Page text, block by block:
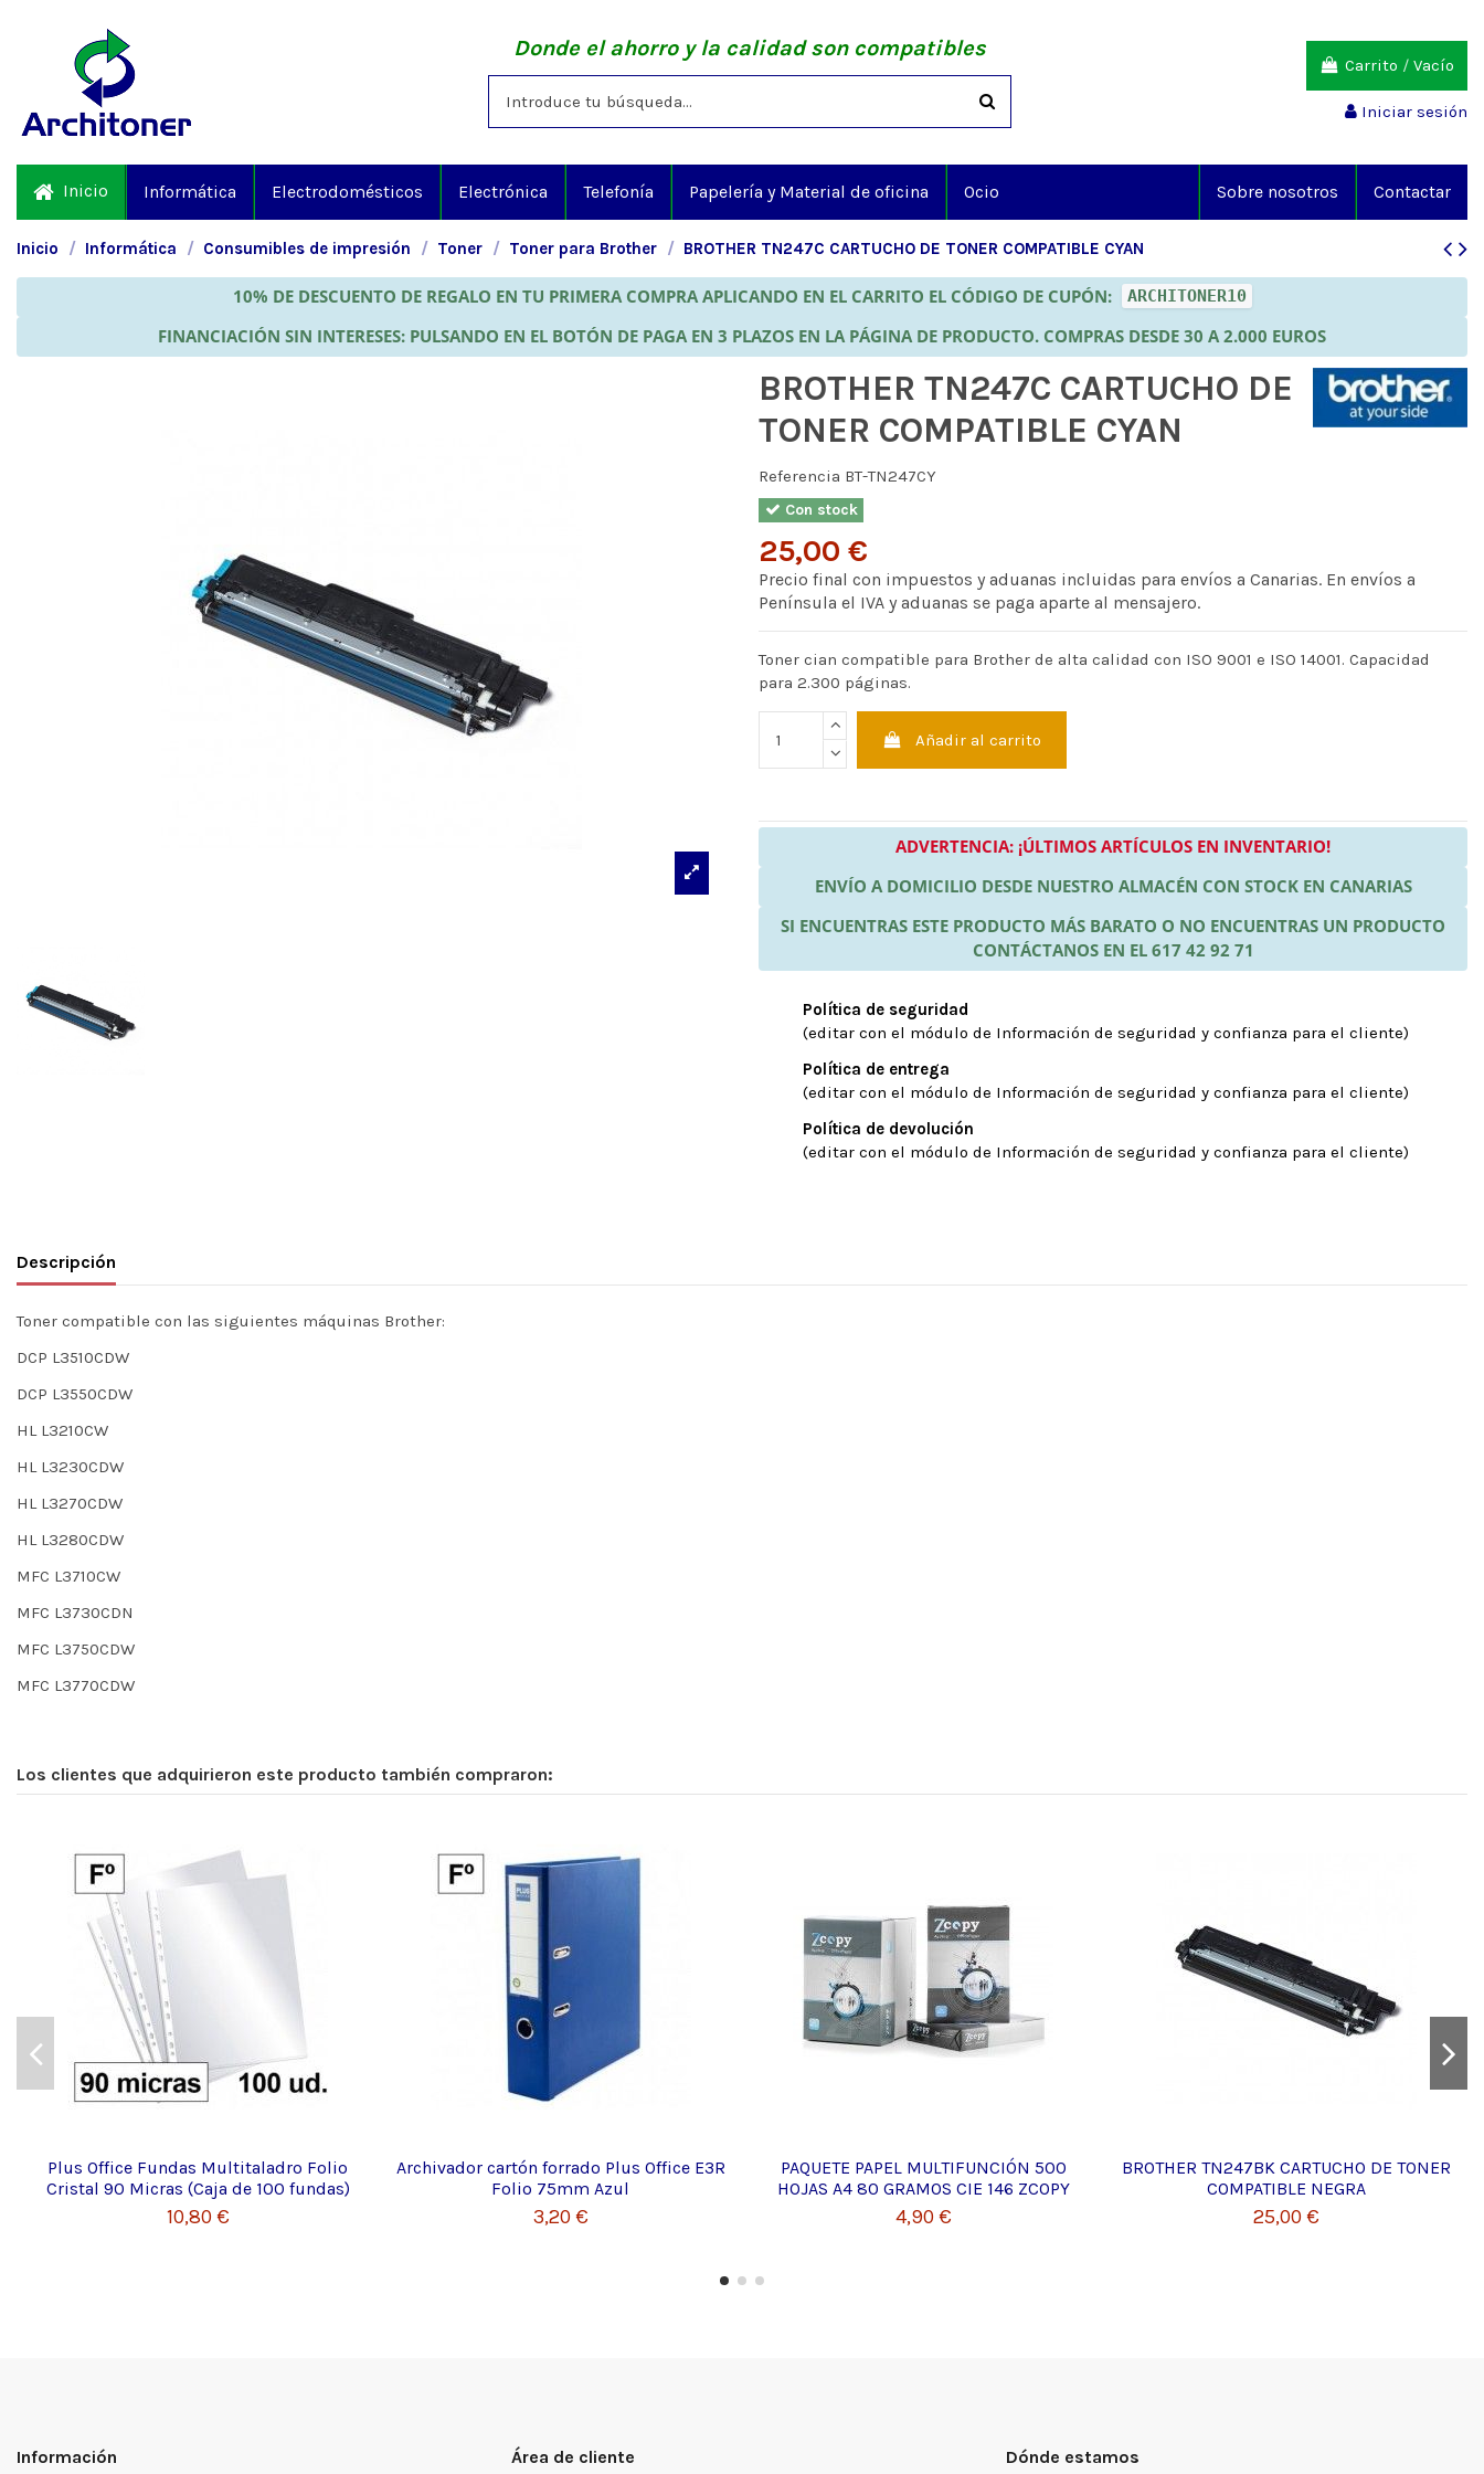
Donde el ahorro y la calidad son compatibles
Carrito / Vacío
Iniciar sesión
Inicio Informática Electrodomésticos Electrónica Telefonía Papelería y Material de oficina Ocio Contactar
Sobre nosotros
Inicio Informática Consumibles de impresión Toner Toner para Brother BROTHER TN247C CARTUCHO DE TONER COMPATIBLE CYAN
10% DE DESCUENTO DE REGALO EN TU PRIMERA COMPRA APLICANDO EN EL CARRITO EL CÓDIGO DE CUPÓN: ARCHITONER10
FINANCIACIÓN SIN INTERESES: PULSANDO EN EL BOTÓN DE PAGA EN 3 PLAZOS EN LA PÁGINA DE PRODUCTO. COMPRAS DESDE 30 A 2.000 EUROS
BROTHER TN247C CARTUCHO DE
TONER COMPATIBLE CYAN
Referencia BT-TN247CY
Con stock
25,00 €
Precio final con impuestos y aduanas incluidas para envíos a Canarias. En envíos a
Península el IVA y aduanas se paga aparte al mensajero.
Toner cian compatible para Brother de alta calidad con ISO 9001 e ISO 14001. Capacidad
para 2.300 páginas.
Añadir al carrito
ADVERTENCIA: ¡ÚLTIMOS ARTÍCULOS EN INVENTARIO!
ENVÍO A DOMICILIO DESDE NUESTRO ALMACÉN CON STOCK EN CANARIAS
SI ENCUENTRAS ESTE PRODUCTO MÁS BARATO O NO ENCUENTRAS UN PRODUCTO
CONTÁCTANOS EN EL 617 42 92 71
Política de seguridad
(editar con el módulo de Información de seguridad y confianza para el cliente)
Política de entrega
(editar con el módulo de Información de seguridad y confianza para el cliente)
Política de devolución
(editar con el módulo de Información de seguridad y confianza para el cliente)
Descripción
Toner compatible con las siguientes máquinas Brother:
DCP L3510CDW
DCP L3550CDW
HL L3210CW
HL L3230CDW
HL L3270CDW
HL L3280CDW
MFC L3710CW
MFC L3730CDN
MFC L3750CDW
MFC L3770CDW
Los clientes que adquirieron este producto también compraron:
Plus Office Fundas Multitaladro Folio
Cristal 90 Micras (Caja de 100 fundas)
10,80 €
Archivador cartón forrado Plus Office E3R
Folio 75mm Azul
3,20 €
PAQUETE PAPEL MULTIFUNCIÓN 500
HOJAS A4 80 GRAMOS CIE 146 ZCOPY
4,90 €
BROTHER TN247BK CARTUCHO DE TONER
COMPATIBLE NEGRA
25,00 €
Información Área de cliente Dónde estamos